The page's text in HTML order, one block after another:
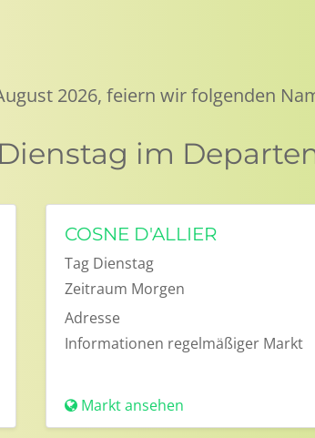
2026, feiern wir folgenden
im
COSNE D'ALLIER
Tag Dienstag
Zeitraum Morgen
Adresse
Informationen regelmäßiger Markt
Markt ansehen